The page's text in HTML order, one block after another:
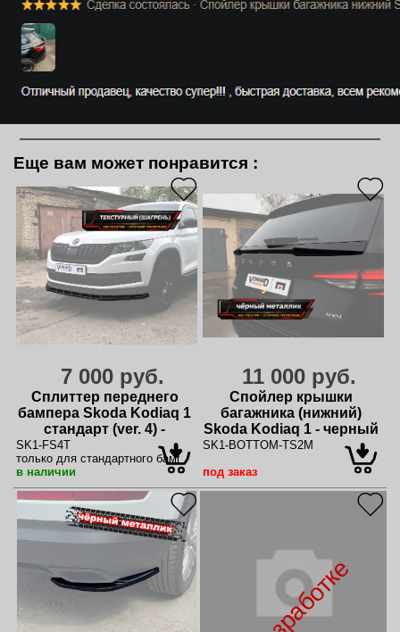
Еще вам может понравится :
7 000 руб.
Сплиттер переднего
бампера Skoda Kodiaq 1
стандарт (ver. 4) -
текстурный
SK1-FS4T
только для стандартного бампера
в наличии
11 000 руб.
Спойлер крышки
багажника (нижний)
Skoda Kodiaq 1 - черный
металлик
SK1-BOTTOM-TS2M
под заказ